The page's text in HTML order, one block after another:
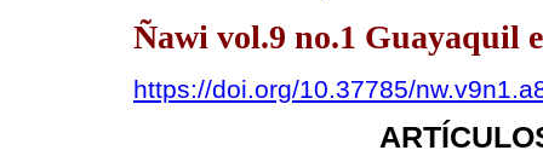
Ñawi vol.9 no.1 Guayaquil
https://doi.org/10.37785/